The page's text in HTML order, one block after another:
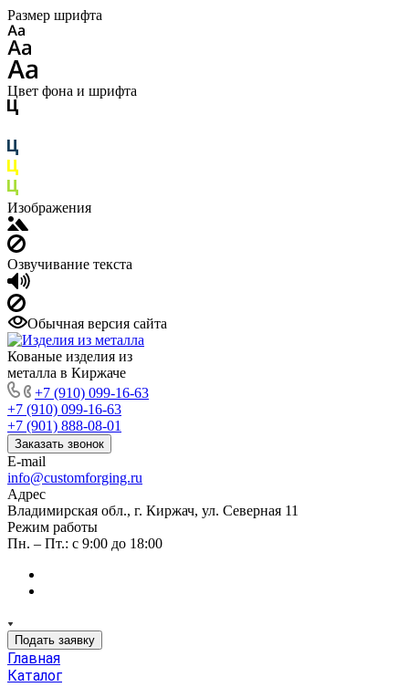
Размер шрифта
Цвет фона и шрифта
Изображения
Озвучивание текста
Обычная версия сайта
Кованые изделия из
металла в Киржаче
+7 (910) 099-16-63
+7 (910) 099-16-63
+7 (901) 888-08-01
Заказать звонок
E-mail
info@customforging.ru
Адрес
Владимирская обл., г. Киржач, ул. Северная 11
Режим работы
Пн. – Пт.: с 9:00 до 18:00
Подать заявку
Главная
Каталог